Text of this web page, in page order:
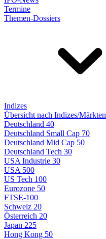
Termine
Themen-Dossiers
Indizes
Übersicht nach Indizes/Märkten
Deutschland 40
Deutschland Small Cap 70
Deutschland Mid Cap 50
Deutschland Tech 30
USA Industrie 30
USA 500
US Tech 100
Eurozone 50
FTSE-100
Schweiz 20
Österreich 20
Japan 225
Hong Kong 50